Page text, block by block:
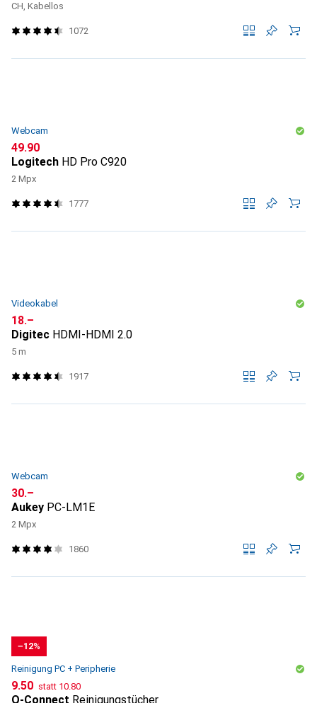
CH, Kabellos
1072
Webcam
CHF
49.90
Logitech HD Pro C920
2 Mpx
1777
Videokabel
CHF
18.–
Digitec HDMI-HDMI 2.0
5 m
1917
Webcam
CHF
30.–
Aukey PC-LM1E
2 Mpx
1860
−12%
Reinigung PC + Peripherie
CHF
9.50 statt CHF
10.80
Q-Connect Reinigungstücher